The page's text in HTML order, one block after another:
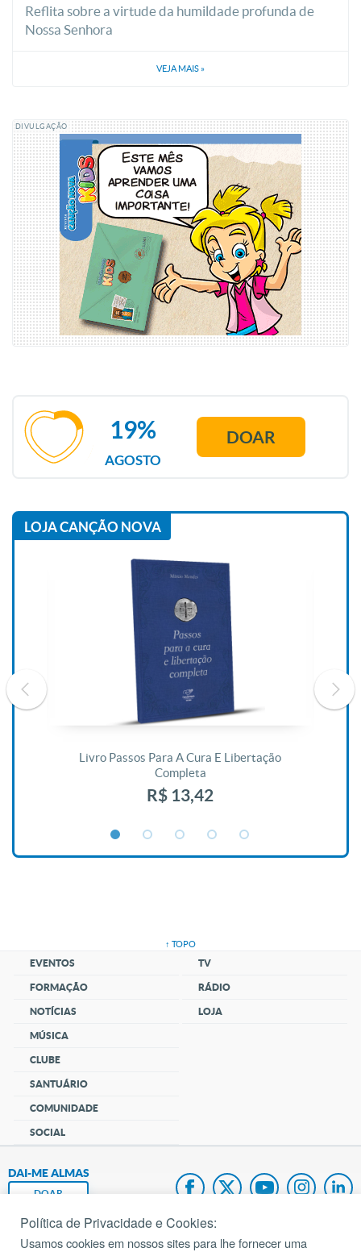
Reflita sobre a virtude da humildade profunda de
Nossa Senhora
VEJA MAIS »
DIVULGAÇÃO
AGOSTO
19% DOAR
LOJA CANÇÃO NOVA
Livro Passos Para A Cura E Libertação
Completa
R$ 13,42
↑ TOPO
EVENTOS
FORMAÇÃO
NOTÍCIAS
MÚSICA
CLUBE
SANTUÁRIO
COMUNIDADE
SOCIAL
TV
RÁDIO
LOJA
DAI-ME ALMAS
DOAR
Fundação João Paulo II
Política de Privacidade e Cookies:
Usamos cookies em nossos sites para lhe fornecer uma